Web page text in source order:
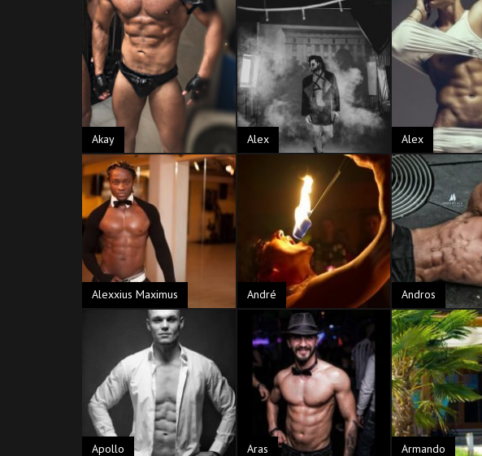
Akay Alex Alex
Alexxius Maximus André Andros
Apollo Aras Armando